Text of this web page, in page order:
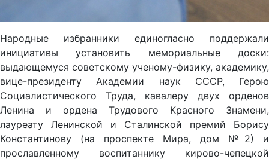
Народные избранники единогласно поддержали
инициативы установить мемориальные доски:
выдающемуся советскому ученому-физику, академику,
вице-президенту Академии наук СССР, Герою
Социалистического Труда, кавалеру двух орденов
Ленина и ордена Трудового Красного Знамени,
лауреату Ленинской и Сталинской премий Борису
Константинову (на проспекте Мира, дом №2) и
прославленному воспитаннику кирово-чепецкой